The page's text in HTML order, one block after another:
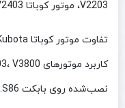
V2203، موتور کوباتا V2403، موتور کوباتا V3800
نصب‌شده روی بابکت S86.